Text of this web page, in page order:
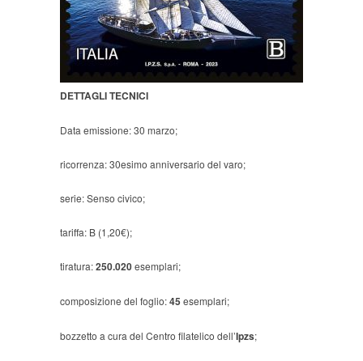
DETTAGLI TECNICI
Data emissione: 30 marzo;
ricorrenza: 30esimo anniversario del varo;
serie: Senso civico;
tariffa: B (1,20€);
tiratura:250.020esemplari;
composizione del foglio:45 esemplari;
bozzetto a cura del Centro filatelico dell’Ipzs;